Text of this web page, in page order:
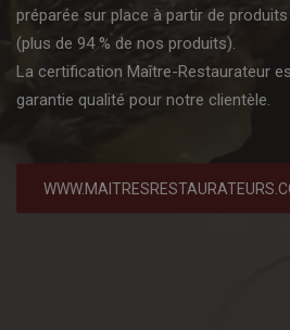
préparée sur place à partir de
(plus de 94 % de nos produits).
La certification Maître-Restaurateur
garantie qualité pour notre clientèle.